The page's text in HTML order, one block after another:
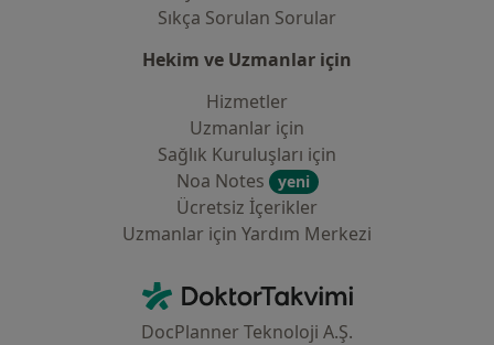
Sıkça Sorulan Sorular
Hekim ve Uzmanlar için
Hizmetler
Uzmanlar için
Sağlık Kuruluşları için
Noa Notes
yeni
Ücretsiz İçerikler
Uzmanlar için Yardım Merkezi
DoktorTakvimi - Ana Sayfa
DocPlanner Teknoloji A.Ş.